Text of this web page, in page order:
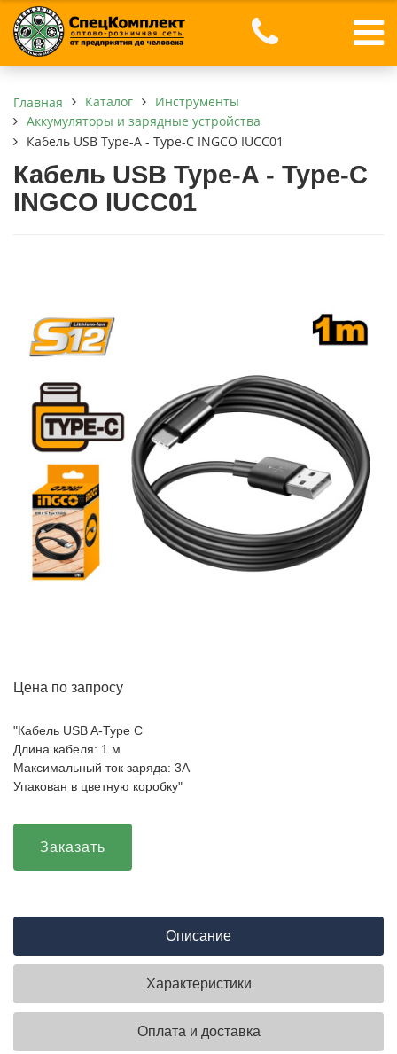
Главная Каталог
Инструменты
Аккумуляторы и зарядные устройства
Кабель USB Type-A - Type-C INGCO IUCC01
Кабель USB Type-A - Type-C
INGCO IUCC01
Цена по запросу
"Кабель USB A-Type C
Длина кабеля: 1 м
Максимальный ток заряда: 3A
Упакован в цветную коробку"
Заказать
Описание
Характеристики
Оплата и доставка